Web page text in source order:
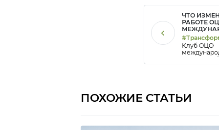
ЧТО
РАБОТЕ
бизнеса,
Клуб ОЦО –
рынка
ПОХОЖИЕ СТАТЬИ